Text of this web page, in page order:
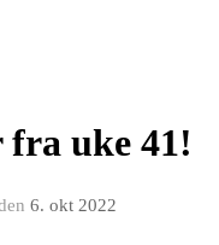
uke 41!
6. okt 2022